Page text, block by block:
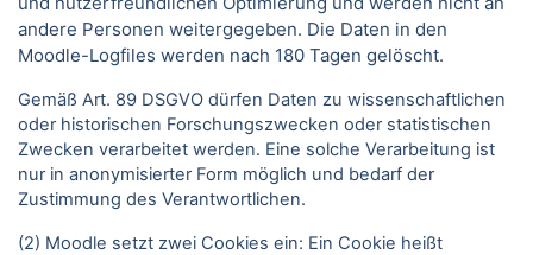
andere Personen weitergegeben. Die Daten in den
Moodle-Logfiles werden nach 180 Tagen gelöscht.
Gemäß Art. 89 DSGVO dürfen Daten zu wissenschaftlichen
oder historischen Forschungszwecken oder statistischen
Zwecken verarbeitet werden. Eine solche Verarbeitung ist
nur in anonymisierter Form möglich und bedarf der
Zustimmung des Verantwortlichen.
(2) Moodle setzt zwei Cookies ein: Ein Cookie heißt